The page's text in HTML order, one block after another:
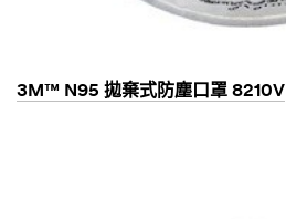
3M™ N95 拋棄式防塵口罩 8210V